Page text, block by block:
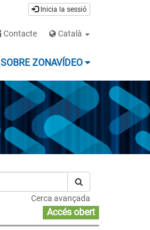
Inicia la sessió
Contacte Català
SOBRE ZONAVÍDEO
Cerca avançada
Accés obert